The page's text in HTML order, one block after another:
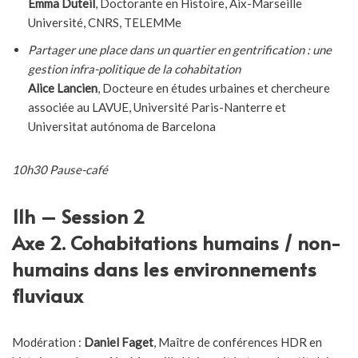
Emma Duteil , Doctorante en Histoire, Aix-Marseille
Université, CNRS, TELEMMe
Partager une place dans un quartier en gentrification : une
gestion infra-politique de la cohabitation
Alice Lancien, Docteure en études urbaines et chercheure
associée au LAVUE, Université Paris-Nanterre et
Universitat autónoma de Barcelona
10h30 Pause-café
11h – Session 2
Axe 2. Cohabitations humains / non-
humains dans les environnements
fluviaux
Modération : Daniel Faget, Maître de conférences HDR en